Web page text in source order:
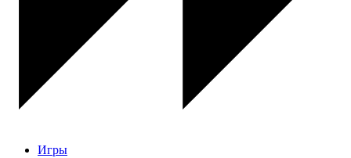
Игры